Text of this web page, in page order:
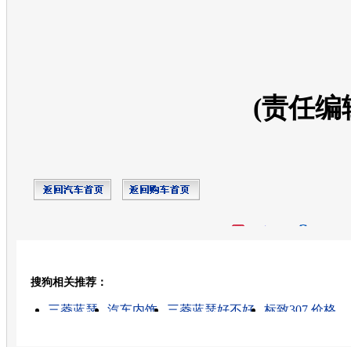
(责任编
搜狗相关推荐：
三菱蓝瑟 汽车内饰 三菱蓝瑟好不好
标致307 价格